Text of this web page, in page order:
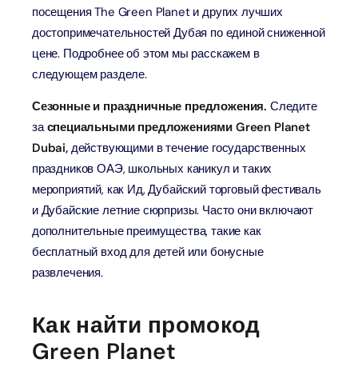
посещения The Green Planet и других лучших
достопримечательностей Дубая по единой сниженной
цене. Подробнее об этом мы расскажем в
следующем разделе.
Сезонные и праздничные предложения. Следите
заспециальными предложениями Green Planet
Dubai,действующими в течение государственных
праздников ОАЭ, школьных каникул и таких
мероприятий, как Ид, Дубайский торговый фестиваль
и Дубайские летние сюрпризы. Часто они включают
дополнительные преимущества, такие как
бесплатный вход для детей или бонусные
развлечения.
Как найти промокод
Green Planet